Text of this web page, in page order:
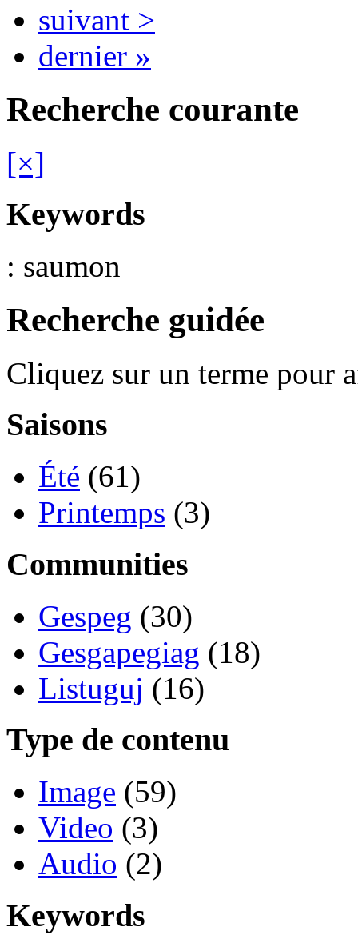
suivant >
dernier »
Recherche courante
[×]
Keywords
: saumon
Recherche guidée
Cliquez sur un terme pour
Saisons
Été (61)
Printemps (3)
Communities
Gespeg (30)
Gesgapegiag (18)
Listuguj (16)
Type de contenu
Image (59)
Video (3)
Audio (2)
Keywords